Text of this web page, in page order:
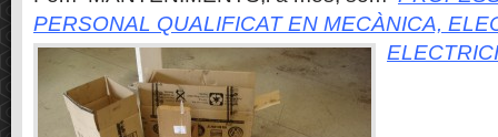
PERSONAL QUALIFICAT EN MECÀNICA,